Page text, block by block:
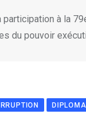
à la
du pouvoir